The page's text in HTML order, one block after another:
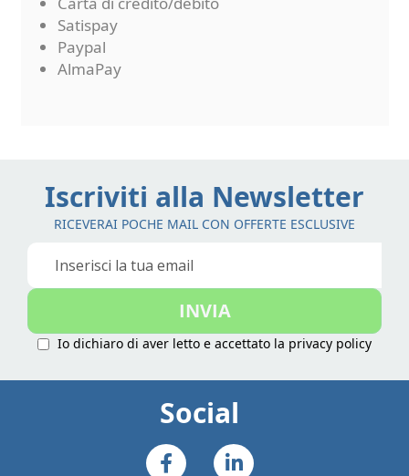
Satispay
Paypal
AlmaPay
Iscriviti alla Newsletter
RICEVERAI POCHE MAIL CON OFFERTE ESCLUSIVE
Iscriviti
nostra
INVIA
Io dichiaro di aver letto e accettato la privacy policy
Social